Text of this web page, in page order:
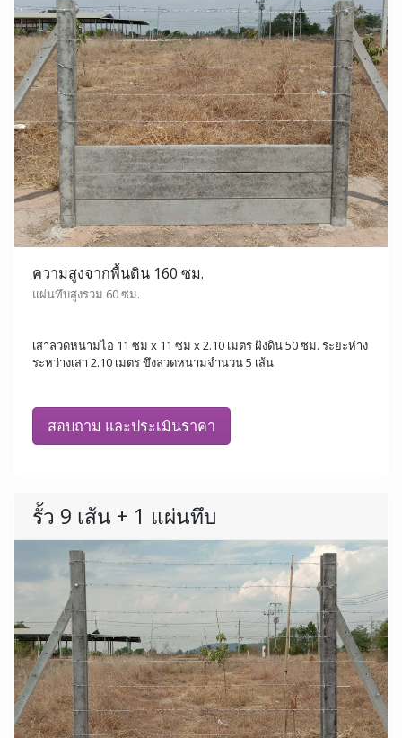
ความสูงจากพื้นดิน 160 ซม.
แผ่นทึบสูงรวม 60 ซม.
เสาลวดหนามไอ 11 ซม x 11 ซม x 2.10 เมตร ฝังดิน 50 ซม. ระยะห่าง
ระหว่างเสา 2.10 เมตร ขึงลวดหนามจำนวน 5 เส้น
สอบถาม และประเมินราคา
รั้ว 9 เส้น + 1 แผ่นทึบ